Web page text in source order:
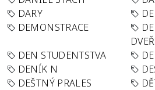
DARY
DEMONSTRACE
DEN STUDENTSTVA
DENÍK N
DEŠTNÝ PRALES